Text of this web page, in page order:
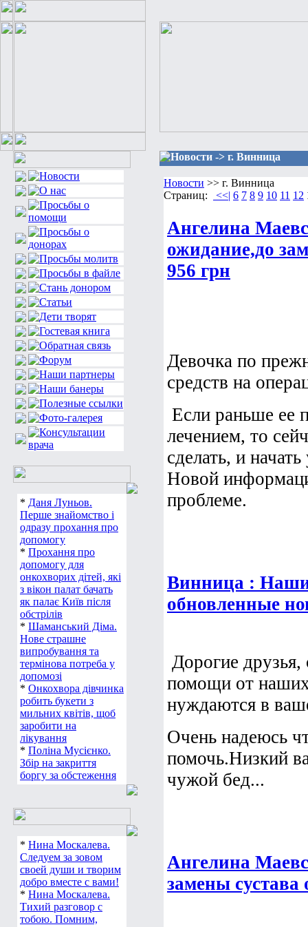
* Даня Луньов.
Перше знайомство і
одразу прохання про
допомогу
* Прохання про
допомогу для
онкохворих дітей, які
з вікон палат бачать
як палає Київ після
обстрілів
* Шаманський Діма.
Нове страшне
випробування та
термінова потреба у
допомозі
* Онкохвора дівчинка
робить букети з
мильних квітів, щоб
заробити на
лікування
* Поліна Мусієнко.
Збір на закриття
боргу за обстеження
* Нина Москалева.
Следуем за зовом
своей души и творим
добро вместе с вами!
* Нина Москалева.
Тихий разговор с
тобою. Помним,
Новости -> г. Винница
Новости >> г. Винница
Страниц:
<<| 6 7 8 9 10 11 12
Ангелина
ожидание,до
956 грн
Девочка по
средств на
Если раньше ее
лечением, то
сделать, и
Новой
проблеме.
Винница :
обновленные
Дорогие
помощи от наших
нуждаются в
Очень надеюсь
помочь.Низкий
чужой бед...
Ангелина
замены сустава